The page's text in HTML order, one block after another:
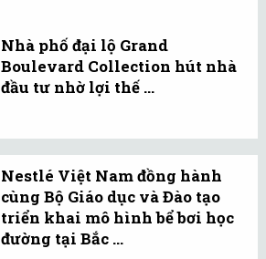
Nhà phố đại lộ Grand
Boulevard Collection hút nhà
đầu tư nhờ lợi thế ...
Nestlé Việt Nam đồng hành
cùng Bộ Giáo dục và Đào tạo
triển khai mô hình bể bơi học
đường tại Bắc ...